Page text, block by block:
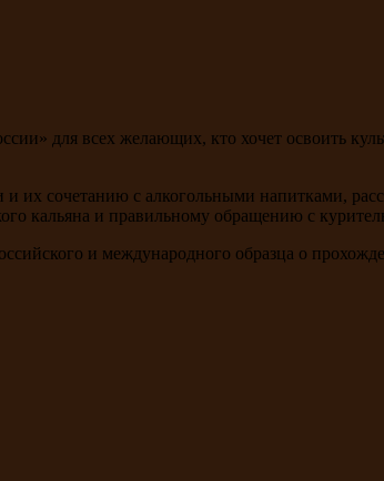
для всех желающих, кто хочет освоить
сочетанию с алкогольными напитками,
кальяна и правильному обращению с
и международного образца о